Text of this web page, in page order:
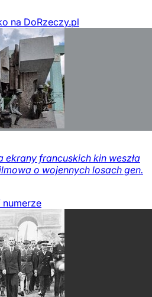
na DoRzeczy.pl
ekrany francuskich kin weszła
o wojennych losach gen.
numerze